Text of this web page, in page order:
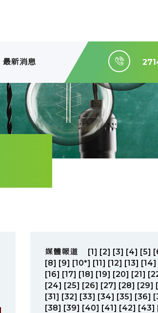
最新消息
媒體報道 [1] [2] [3] [4] [5]
[8] [9] [10*] [11] [12] [13] [14]
[16] [17] [18] [19] [20] [21]
[24] [25] [26] [27] [28] [29]
[31] [32] [33] [34] [35] [36]
[38] [39] [40] [41] [42] [43]